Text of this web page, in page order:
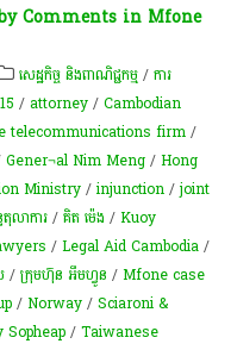
Comments in Mfone
សេដ្ឋកិច្ច និងពាណិជ្ជកម្ម /ការ
/attorney /Cam­bodian
telecommunications firm /
Gener¬al Nim Meng /Hong
Ministry /injunction /joint
តុលាការ /គិត ម៉េង /Kuoy
/Legal Aid Cambodia /
/ក្រុមហ៊ុន អឹមហ្វូន /Mfone case
/Norway /Sciaroni &
Sopheap /Taiwanese